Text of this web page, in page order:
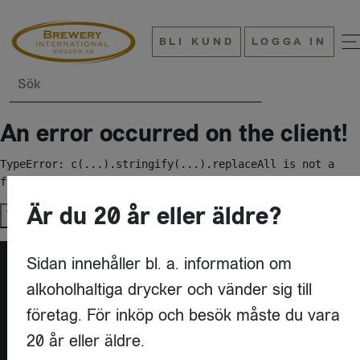
BLI KUND LOGGA IN
Sök
An error occurred on the client!
TypeError: c(...).stringify(...).replaceAll is not a
function
Try again
KONTAKT
Är du 20 år eller äldre?
Sidan innehåller bl. a. information om
alkoholhaltiga drycker och vänder sig till
företag. För inköp och besök måste du vara
20 år eller äldre.